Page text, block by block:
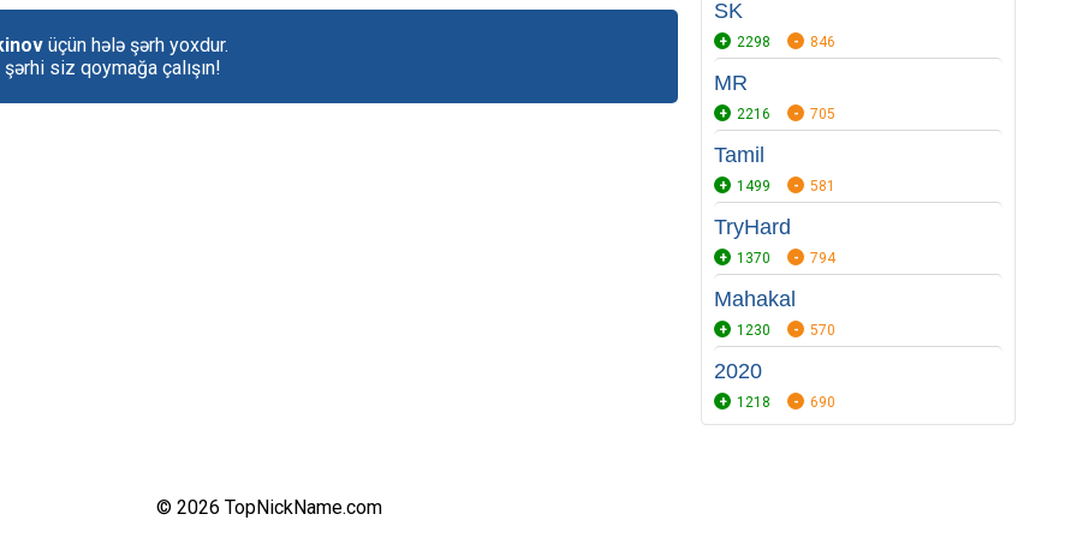
üçün hələ şərh yoxdur.
şərhi siz qoymağa çalışın!
SK
2298 846
MR
2216 705
Tamil
1499 581
TryHard
1370 794
Mahakal
1230 570
2020
1218 690
© 2026 TopNickName.com